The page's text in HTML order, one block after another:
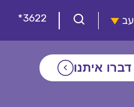
עב *3622
דברו איתנו